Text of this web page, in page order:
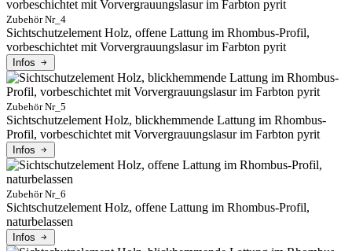
Zubehör Nr_4
Sichtschutzelement Holz, offene Lattung im Rhombus-Profil,
vorbeschichtet mit Vorvergrauungslasur im Farbton pyrit
Infos
Zubehör Nr_5
Sichtschutzelement Holz, blickhemmende Lattung im Rhombus-
Profil, vorbeschichtet mit Vorvergrauungslasur im Farbton pyrit
Infos
Zubehör Nr_6
Sichtschutzelement Holz, offene Lattung im Rhombus-Profil,
naturbelassen
Infos